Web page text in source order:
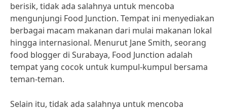
berisik, tidak ada salahnya untuk mencoba
mengunjungi Food Junction. Tempat ini menyediakan
berbagai macam makanan dari mulai makanan lokal
hingga internasional. Menurut Jane Smith, seorang
food blogger di Surabaya, Food Junction adalah
tempat yang cocok untuk kumpul-kumpul bersama
teman-teman.
Selain itu, tidak ada salahnya untuk mencoba